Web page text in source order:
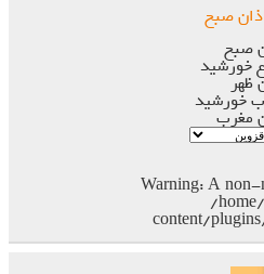
صبح
صبح
خورشید
ظهر
خورشید
مغرب
Warning: A non-
/
content/